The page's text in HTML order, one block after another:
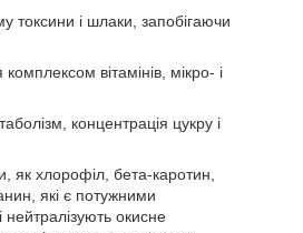
токсини і шлаки, запобігаючи
вітамінів, мікро- і
концентрація цукру і
як хлорофіл, бета-каротин,
які є потужними
окисне